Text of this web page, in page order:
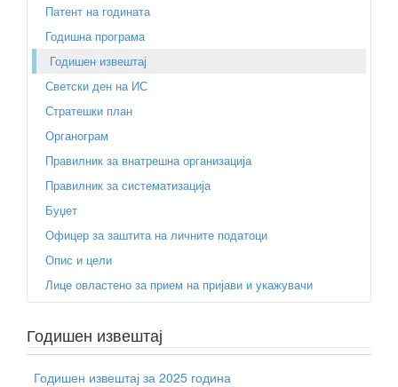
Патент на годината
Годишна програма
Годишен извештај
Светски ден на ИС
Стратешки план
Органограм
Правилник за внатрешна организација
Правилник за систематизација
Буџет
Офицер за заштита на личните податоци
Опис и цели
Лице овластено за прием на пријави и укажувачи
Годишен извештај
Годишен извештај за 2025 година